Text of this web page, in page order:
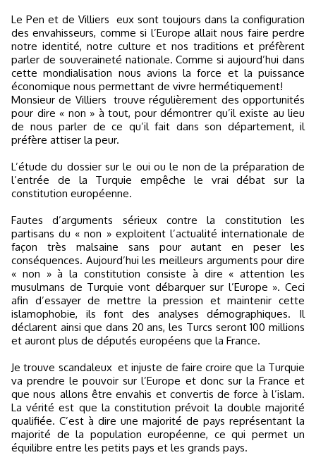
Le Pen et de Villiers eux sont toujours dans la configuration
des envahisseurs, comme si l’Europe allait nous faire perdre
notre identité, notre culture et nos traditions et préfèrent
parler de souveraineté nationale. Comme si aujourd’hui dans
cette mondialisation nous avions la force et la puissance
économique nous permettant de vivre hermétiquement!
Monsieur de Villiers trouve régulièrement des opportunités
pour dire « non » à tout, pour démontrer qu’il existe au lieu
de nous parler de ce qu’il fait dans son département, il
préfère attiser la peur.
L’étude du dossier sur le oui ou le non de la préparation de
l’entrée de la Turquie empêche le vrai débat sur la
constitution européenne.
Fautes d’arguments sérieux contre la constitution les
partisans du « non » exploitent l’actualité internationale de
façon très malsaine sans pour autant en peser les
conséquences. Aujourd’hui les meilleurs arguments pour dire
« non » à la constitution consiste à dire « attention les
musulmans de Turquie vont débarquer sur l’Europe ». Ceci
afin d’essayer de mettre la pression et maintenir cette
islamophobie, ils font des analyses démographiques. Il
déclarent ainsi que dans 20 ans, les Turcs seront 100 millions
et auront plus de députés européens que la France.
Je trouve scandaleux et injuste de faire croire que la Turquie
va prendre le pouvoir sur l’Europe et donc sur la France et
que nous allons être envahis et convertis de force à l’islam.
La vérité est que la constitution prévoit la double majorité
qualifiée. C’est à dire une majorité de pays représentant la
majorité de la population européenne, ce qui permet un
équilibre entre les petits pays et les grands pays.